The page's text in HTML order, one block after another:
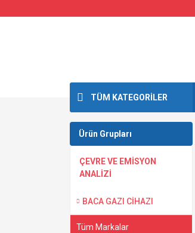
TÜM KATEGORİLER
Ürün Grupları
ÇEVRE VE EMİSYON
ANALİZİ
BACA GAZI CİHAZI
Tüm Markalar